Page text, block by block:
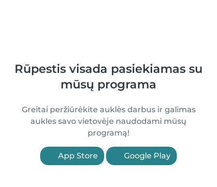
Rūpestis visada pasiekiamas su
mūsų programa
Greitai peržiūrėkite auklės darbus ir galimas
aukles savo vietovėje naudodami mūsų
programą!
App Store Google Play